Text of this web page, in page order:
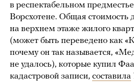
в респектабельном
Ворсхотене. Общая стоимость
на верхнем этаже жилого
(может быть переведено как
почему он так называется,
не удалось), которые купил
кадастровой записи, составила